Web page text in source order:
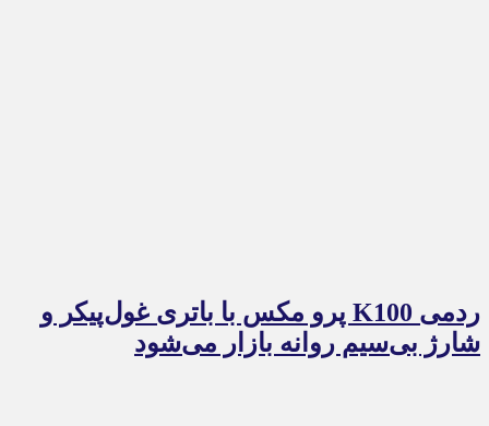
ردمی K100 پرو مکس با باتری غول‌پیکر و
شارژ بی‌سیم روانه بازار می‌شود